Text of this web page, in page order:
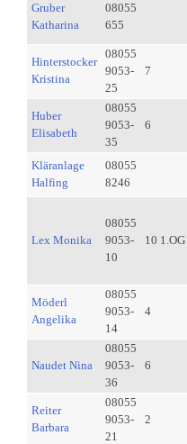
Gruber
Katharina
08055
655
Hinterstocker
Kristina
08055
9053-
25
7
Huber
Elisabeth
08055
9053-
35
6
Kläranlage
Halfing
08055
8246
Lex Monika
08055
9053-
10
10 1.OG
Möderl
Angelika
08055
9053-
14
4
Naudet Nina
08055
9053-
36
6
Reiter
Barbara
08055
9053-
21
2